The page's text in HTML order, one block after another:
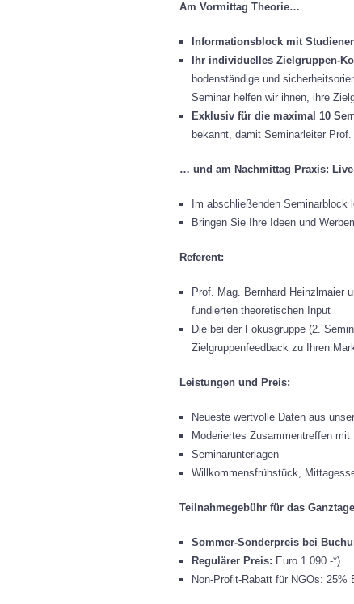
Am Vormittag Theorie…
Informationsblock mit
Ihr individuelles Zielgruppen-
bodenständige und
Seminar helfen wir ihnen, ihre
Exklusiv für die maximal 10
bekannt, damit Seminarleiter
… und am Nachmittag Praxis:
Im abschließenden Seminarblock
Bringen Sie Ihre Ideen und
Referent:
Prof. Mag. Bernhard Heinzlmaier
fundierten theoretischen Input
Die bei der Fokusgruppe (2.
Zielgruppenfeedback zu Ihren
Leistungen und Preis:
Neueste wertvolle Daten aus
Moderiertes Zusammentreffen
Seminarunterlagen
Willkommensfrühstück,
Teilnahmegebühr für das
Sommer-Sonderpreis bei
Regulärer Preis: Euro 1.090.-*)
Non-Profit-Rabatt für NGOs: 25%